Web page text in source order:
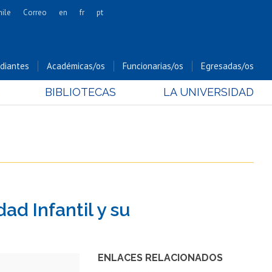
Cs. Forestales y Conservación
Cs. Sociales
Bachillerato
Correo en fr pt
Académicas/os Funcionarias/os Egresadas/os
BIBLIOTECAS LA UNIVERSIDAD
Infantil y su
ENLACES RELACIONADOS